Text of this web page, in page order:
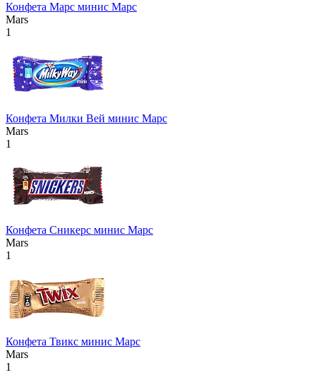
Конфета Марс минис Марс
Mars
1
Конфета Милки Вей минис Марс
Mars
1
Конфета Сникерс минис Марс
Mars
1
Конфета Твикс минис Марс
Mars
1